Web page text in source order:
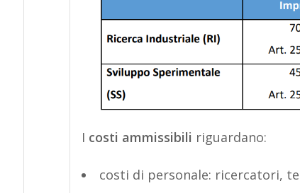
I costi ammissibili riguardano:
costi di personale: ricercatori,